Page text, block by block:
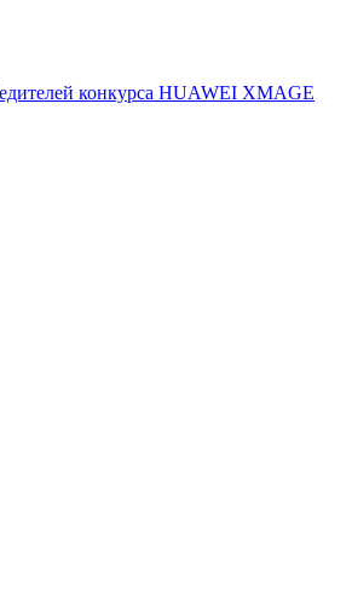
конкурса HUAWEI XMAGE